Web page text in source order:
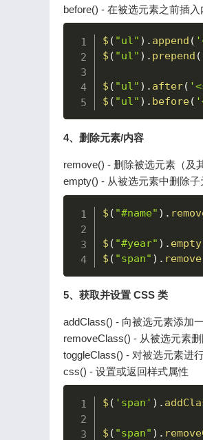
before() - 在被选元素之前插入
$ ( "ul" ) . append (
$ ( "ul" ) . prepend (
$ ( "ul" ) . after(
$ ( "ul" ) . before(
4、删除元素/内容
remove() - 删除被选元素（及
empty() - 从被选元素中删除子
$ ( "#name" ) .
$ ( "#year" ) . empty
$ ( "span" ) . remove
5、获取并设置 CSS 类
addClass() - 向被选元素添加
removeClass() - 从被选元素
toggleClass() - 对被选元素进
css() - 设置或返回样式属性
$ ( 'span' ) .
$ ( "span" ) .